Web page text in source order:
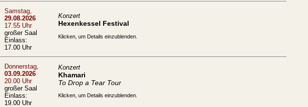
Samstag,
29.08.2026
17.55 Uhr
großer Saal
Einlass:
17.00 Uhr
Konzert
Hexenkessel Festival
Klicken, um Details einzublenden.
Donnerstag,
03.09.2026
20.00 Uhr
großer Saal
Einlass:
19.00 Uhr
Konzert
Khamari
To Drop a Tear Tour
Klicken, um Details einzublenden.